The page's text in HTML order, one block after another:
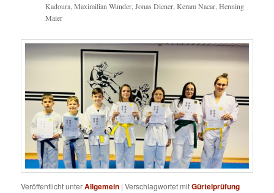
Kadoura, Maximilian Wunder, Jonas Diener, Keram Nacar, Henning
Maier
Veröffentlicht unterAllgemein |Verschlagwortet mitGürtelprüfung